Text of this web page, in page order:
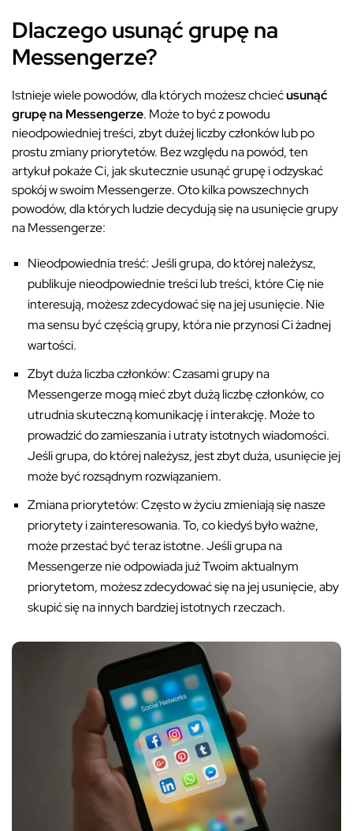
Dlaczego usunąć grupę na
Messengerze?
Istnieje wiele powodów, dla których możesz chciećusunąć
grupę na Messengerze. Może to być z powodu
nieodpowiedniej treści, zbyt dużej liczby członków lub po
prostu zmiany priorytetów. Bez względu na powód, ten
artykuł pokaże Ci, jak skutecznie usunąć grupę i odzyskać
spokój w swoim Messengerze. Oto kilka powszechnych
powodów, dla których ludzie decydują się na usunięcie grupy
na Messengerze:
Nieodpowiednia treść: Jeśli grupa, do której należysz,
publikuje nieodpowiednie treści lub treści, które Cię nie
interesują, możesz zdecydować się na jej usunięcie. Nie
ma sensu być częścią grupy, która nie przynosi Ci żadnej
wartości.
Zbyt duża liczba członków: Czasami grupy na
Messengerze mogą mieć zbyt dużą liczbę członków, co
utrudnia skuteczną komunikację i interakcję. Może to
prowadzić do zamieszania i utraty istotnych wiadomości.
Jeśli grupa, do której należysz, jest zbyt duża, usunięcie jej
może być rozsądnym rozwiązaniem.
Zmiana priorytetów: Często w życiu zmieniają się nasze
priorytety i zainteresowania. To, co kiedyś było ważne,
może przestać być teraz istotne. Jeśli grupa na
Messengerze nie odpowiada już Twoim aktualnym
priorytetom, możesz zdecydować się na jej usunięcie, aby
skupić się na innych bardziej istotnych rzeczach.